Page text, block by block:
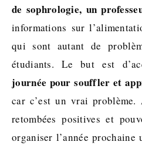
de sophrologie, un
informations sur
qui sont autant de
étudiants. Le but est
journée pour souffler et
car c’est un vrai problème.
retombées positives et
organiser l’année